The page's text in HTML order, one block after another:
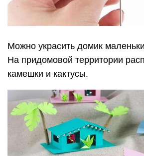
Можно украсить домик
На придомовой территории
камешки и кактусы.